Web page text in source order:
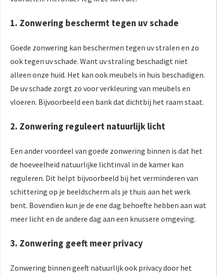
1. Zonwering beschermt tegen uv schade
Goede zonwering kan beschermen tegen uv stralen en zo
ook tegen uv schade. Want uv straling beschadigt niet
alleen onze huid. Het kan ook meubels in huis beschadigen.
De uv schade zorgt zo voor verkleuring van meubels en
vloeren. Bijvoorbeeld een bank dat dichtbij het raam staat.
2. Zonwering reguleert natuurlijk licht
Een ander voordeel van goede zonwering binnen is dat het
de hoeveelheid natuurlijke lichtinval in de kamer kan
reguleren. Dit helpt bijvoorbeeld bij het verminderen van
schittering op je beeldscherm als je thuis aan het werk
bent. Bovendien kun je de ene dag behoefte hebben aan wat
meer licht en de andere dag aan een knussere omgeving.
3. Zonwering geeft meer privacy
Zonwering binnen geeft natuurlijk ook privacy door het